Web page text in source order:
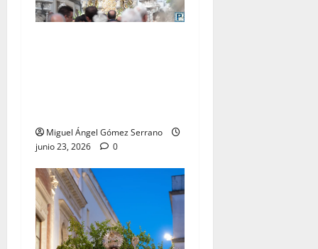
Miguel Ángel Gómez Serrano
junio 23, 2026
0